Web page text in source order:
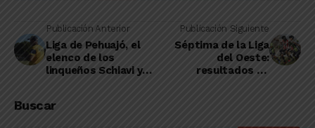
Publicación Anterior
Liga de Pehuajó, el
elenco de los
linqueños Schiavi y
Publicación Siguiente
Séptima de la Liga
del Oeste:
resultados de
Buscar